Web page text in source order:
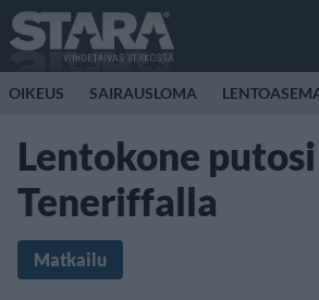
OIKEUS SAIRAUSLOMA
Lentokone
Teneriffalla
Matkailu